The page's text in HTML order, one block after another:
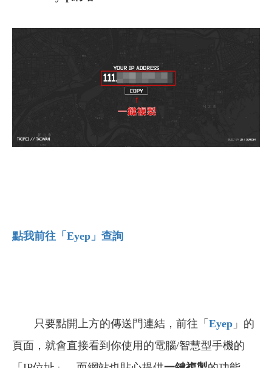
點我前往「Eyep 」查詢
只要點開上方的傳送門連結，前往「 Eyep 」的
頁面，就會直接看到你使用的電腦/智慧型手機的